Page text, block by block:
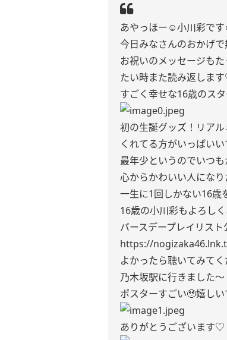
あやっほー☺︎小川彩です
今日みなさんのおかげ
お祝いのメッセージも
たい時また読み返しま
すごく幸せな16歳のス
初の生誕グッズ！リア
くれてる方がいっぱい
最年少というのでいつ
心からかわいい人になり
一生に1回しかない16歳
16歳の小川彩もよろし
バースデープレイリス
https://
よかったら聴いてみて
乃木坂駅に行きました〜
ポスターすごい🥹嬉し
ありがとうございます♡